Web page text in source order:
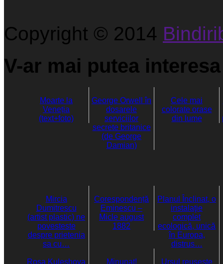
Copyright © 2014
V-ar mai putea
Moarte la
Veneția
(text+foto)
George Orwell în
dosarele
serviciilor
secrete britanice
(de George
Damian)
Cele mai
colorate orase
din lume
Mircia
Dumitrescu
(artist plastic) ne
povesteste
despre prietenia
sa cu…
Corespondență
Eminescu –
Micle august
1882
Planul Înclinat, o
instalaţie
complet
ecologică, unică
în Europa,
distrus…
Rosa Kuleshova Minunat! Ursul reuseste